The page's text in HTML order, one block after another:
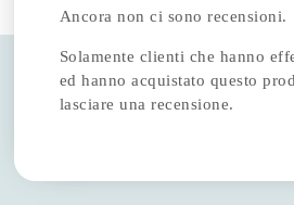
Ancora non ci sono recensioni.
Solamente clienti che hanno
ed hanno acquistato questo
lasciare una recensione.